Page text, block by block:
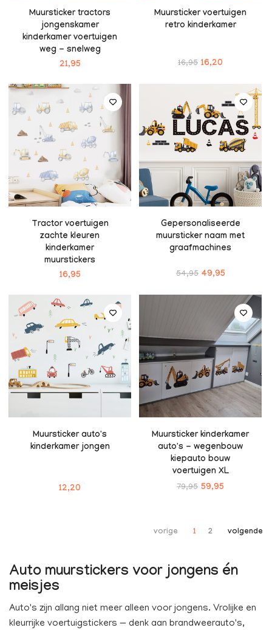
Muursticker tractors
jongenskamer
kinderkamer voertuigen
weg - snelweg
21,95
Muursticker voertuigen
retro kinderkamer
16,95 16,20
Tractor voertuigen
zachte kleuren
kinderkamer
muurstickers
16,95
Gepersonaliseerde
muursticker naam met
graafmachines
54,95 49,95
Muursticker auto's
kinderkamer jongen
12,20
Muursticker kinderkamer
auto's - wegenbouw
kiepauto bouw
voertuigen XL
79,95 59,95
vorige 1 2 volgende
Auto muurstickers voor jongens én
meisjes
Auto's zijn allang niet meer alleen voor jongens. Vrolijke en
kleurrijke voertuigstickers — denk aan brandweerauto's,